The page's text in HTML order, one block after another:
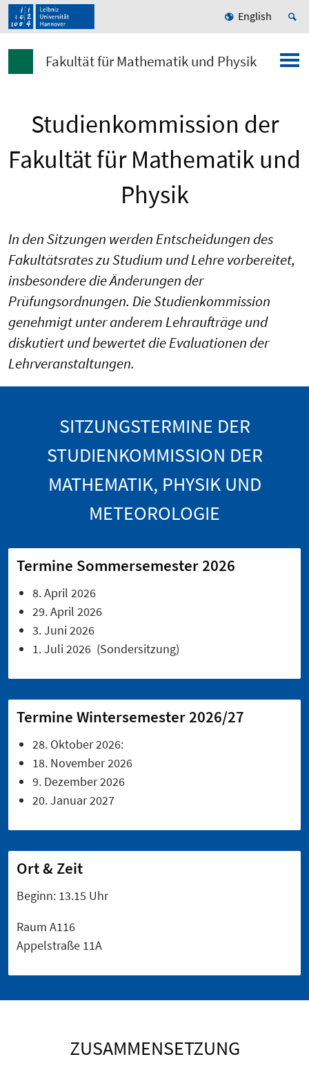
English
Fakultät für Mathematik und Physik
Studienkommission der
Fakultät für Mathematik und
Physik
In den Sitzungen werden Entscheidungen des
Fakultätsrates zu Studium und Lehre vorbereitet,
insbesondere die Änderungen der
Prüfungsordnungen. Die Studienkommission
genehmigt unter anderem Lehraufträge und
diskutiert und bewertet die Evaluationen der
Lehrveranstaltungen.
SITZUNGSTERMINE DER
STUDIENKOMMISSION DER
MATHEMATIK, PHYSIK UND
METEOROLOGIE
Termine Sommersemester 2026
8. April 2026
29. April 2026
3. Juni 2026
1. Juli 2026 (Sondersitzung)
Termine Wintersemester 2026/27
28. Oktober 2026:
18. November 2026
9. Dezember 2026
20. Januar 2027
Ort & Zeit
Beginn: 13.15 Uhr
Raum A116
Appelstraße 11A
ZUSAMMENSETZUNG